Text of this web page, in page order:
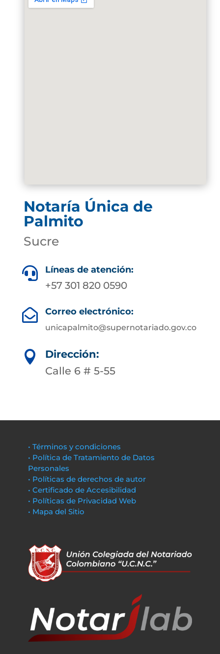
Notaría Única de
Palmito
Sucre
 Líneas de atención:
+57 301 820 0590
 Correo electrónico:
unicapalmito@supernotariado.gov.co

Dirección:
Calle 6 # 5-55
• Términos y condiciones
• Política de Tratamiento de Datos
Personales
• Políticas de derechos de autor
• Certificado de Accesibilidad
• Políticas de Privacidad Web
• Mapa del Sitio